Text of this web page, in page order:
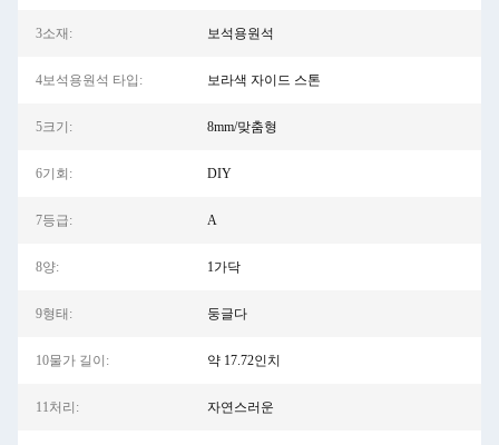
3소재: 보석용원석
4보석용원석 타입: 보라색 자이드 스톤
5크기: 8mm/맞춤형
6기회: DIY
7등급: A
8양: 1가닥
9형태: 둥글다
10물가 길이: 약 17.72인치
11처리: 자연스러운